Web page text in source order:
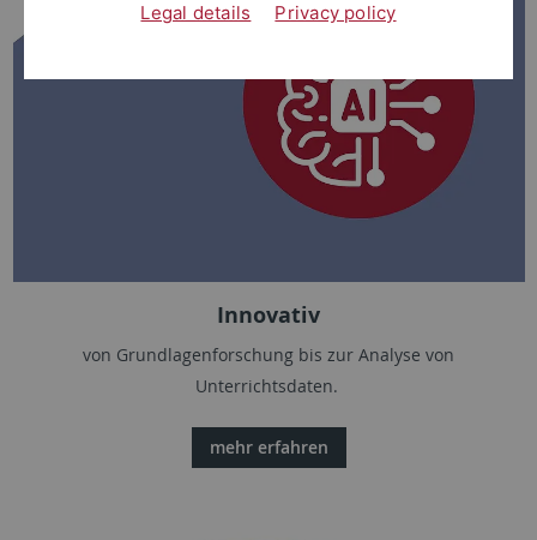
Innovativ
von Grundlagenforschung bis zur Analyse von
Unterrichtsdaten.
mehr erfahren
Legal details Privacy policy